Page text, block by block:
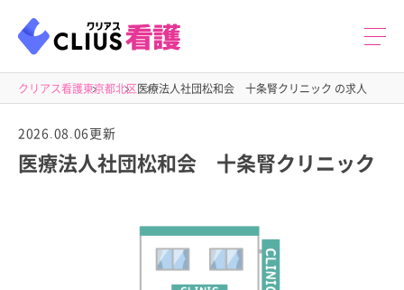
クリアス看護東京都北区医療法人社団松和会 十条腎クリニック の求人
2026.08.06更新
医療法人社団松和会 十条腎クリニック